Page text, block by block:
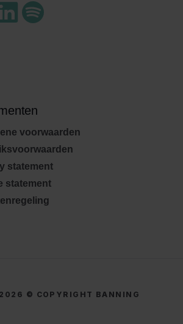
voorwaarden
statement
statement
2026 © COPYRIGHT BANNING